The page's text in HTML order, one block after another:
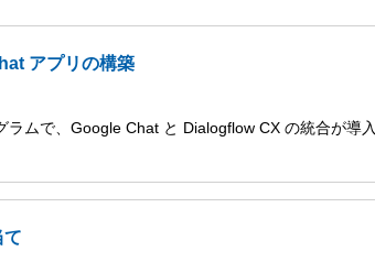
アプリの構築
ムで、Google Chat と Dialogflow CX の統合が導入
て